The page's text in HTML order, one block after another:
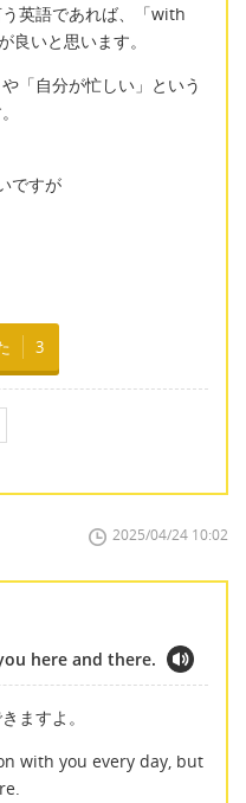
英語であれば、「with
良いと思います。
「自分が忙しい」という
ですが
3
2025/04/24 10:02
here and there.
ますよ。
with you every day, but